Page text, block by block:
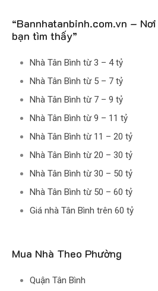
“Bannhatanbinh.com.vn –
bạn tìm thấy”
Nhà Tân Bình từ 3 – 4 tỷ
Nhà Tân Bình từ 5 – 7 tỷ
Nhà Tân Bình từ 7 – 9 tỷ
Nhà Tân Bình từ 9 – 11 tỷ
Nhà Tân Bình từ 11 – 20 tỷ
Nhà Tân Bình từ 20 – 30 tỷ
Nhà Tân Bình từ 30 – 50 tỷ
Nhà Tân Bình từ 50 – 60 tỷ
Giá nhà Tân Bình trên 60 tỷ
Mua Nhà Theo Phường
Quận Tân Bình